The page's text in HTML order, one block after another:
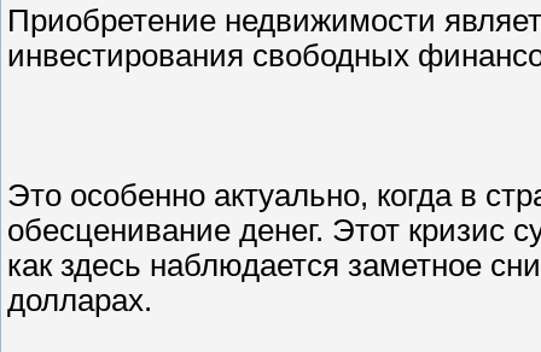
Приобретение недвижимости
инвестирования свободных
Это особенно актуально, когда в
обесценивание денег. Этот кризис
как здесь наблюдается заметное
долларах.